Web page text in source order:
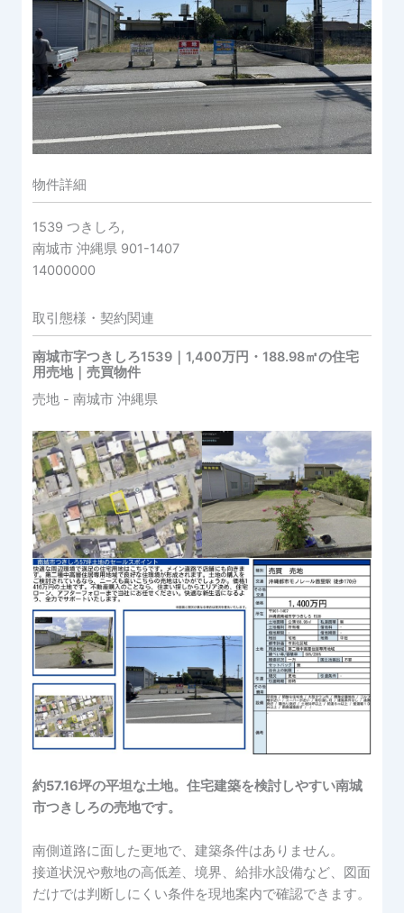
物件詳細
1539 つきしろ,
南城市 沖縄県 901-1407
14000000
取引態様・契約関連
南城市字つきしろ1539｜1,400万円・188.98㎡の住宅
用売地｜売買物件
売地 - 南城市 沖縄県
約57.16坪の平坦な土地。住宅建築を検討しやすい南城
市つきしろの売地です。
南側道路に面した更地で、建築条件はありません。
接道状況や敷地の高低差、境界、給排水設備など、図面
だけでは判断しにくい条件を現地案内で確認できます。